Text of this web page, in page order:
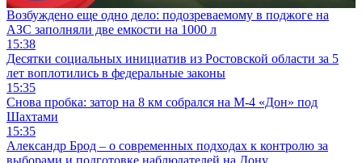
Возбуждено еще одно дело: подозреваемому в поджоге на
АЗС заполняли две емкости на 1000 л
15:38
Десятки социальных инициатив из Ростовской области за 5
лет воплотились в федеральные законы
15:35
Снова пробка: затор на 8 км собрался на М-4 «Дон» под
Шахтами
15:35
Александр Брод – о современных подходах к контролю за